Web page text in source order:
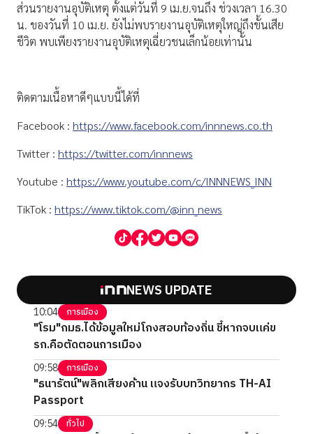
ส่วนรายงานอุบัติเหตุ ตั้งแต่วันที่ 9 เม.ย.จนถึง ช่วงเวลา 16.30
น. ของวันที่ 10 เม.ย. ยังไม่พบรายงานอุบัติเหตุใหญ่ถึงขั้นเสีย
ชีวิต พบเพียงรายงานอุบัติเหตุเฉี่ยวชนเล็กน้อยเท่านั้น
ติดตามเนื้อหาดีๆแบบนี้ได้ที่
Facebook : https://www.facebook.com/innnews.co.th
Twitter : https://twitter.com/innnews
Youtube : https://www.youtube.com/c/INNNEWS_INN
TikTok : https://www.tiktok.com/@inn_news
NEWS UPDATE
10:04 การเมือง
"โรม"กมธ.ได้ข้อมูลใหม่โกงสอบท้องถิ่น ชี้หากจบแค่ข
รก.คือตัดตอนการเมือง
09:58 การเมือง
"ธนารัตน์"พลิกเสียงค้าน แจงรับบทวิทยากร TH-AI
Passport
09:54 ทั่วไป